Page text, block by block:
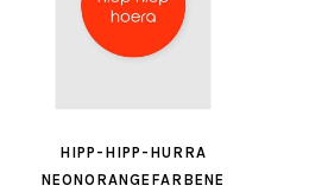
HIPP-HIPP-HURRA
NEONORANGEFARBENE